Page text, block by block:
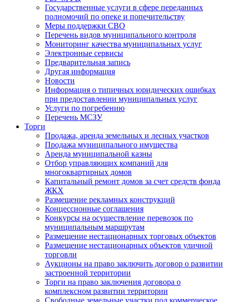
Государственные услуги в сфере переданных
полномочий по опеке и попечительству
Меры поддержки СВО
Перечень видов муниципального контроля
Мониторинг качества муниципальных услуг
Электронные сервисы
Предварительная запись
Другая информация
Новости
Информация о типичных юридических ошибках
при предоставлении муниципальных услуг
Услуги по погребению
Перечень МСЗУ
Торги
Продажа, аренда земельных и лесных участков
Продажа муниципального имущества
Аренда муниципальной казны
Отбор управляющих компаний для
многоквартирных домов
Капитальный ремонт домов за счет средств фонда
ЖКХ
Размещение рекламных конструкций
Концессионные соглашения
Конкурсы на осуществление перевозок по
муниципальным маршрутам
Размещение нестационарных торговых объектов
Размещение нестационарных объектов уличной
торговли
Аукционы на право заключить договор о развитии
застроенной территории
Торги на право заключения договора о
комплексном развитии территории
Свободные земельные участки под коммерческое